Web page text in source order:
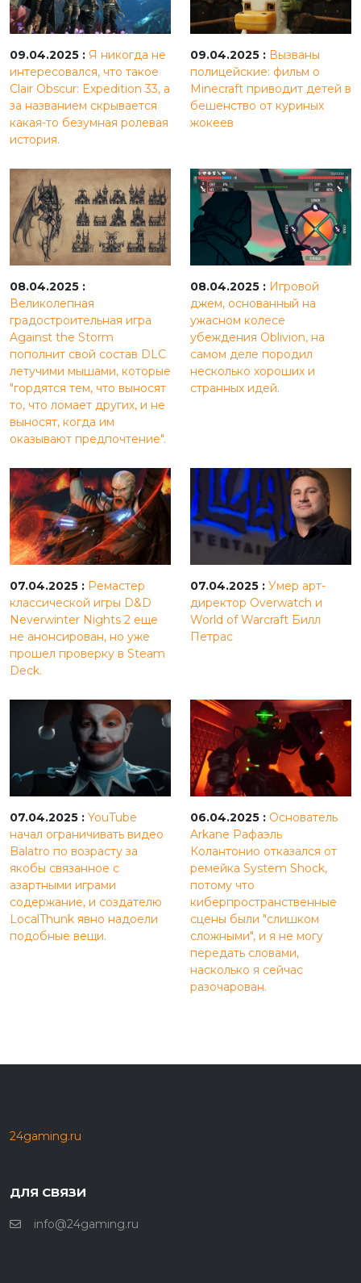
09.04.2025 : Я никогда не
интересовался, что такое
Clair Obscur: Expedition 33, а
за названием скрывается
какая-то безумная ролевая
история.
09.04.2025 : Вызваны
полицейские: фильм о
Minecraft приводит детей в
бешенство от куриных
жокеев
08.04.2025 :
Великолепная
градостроительная игра
Against the Storm
пополнит свой состав DLC
летучими мышами, которые
"гордятся тем, что выносят
то, что ломает других, и не
выносят, когда им
оказывают предпочтение".
08.04.2025 : Игровой
джем, основанный на
ужасном колесе
убеждения Oblivion, на
самом деле породил
несколько хороших и
странных идей.
07.04.2025 : Ремастер
классической игры D&D
Neverwinter Nights 2 еще
не анонсирован, но уже
прошел проверку в Steam
Deck.
07.04.2025 : Умер арт-
директор Overwatch и
World of Warcraft Билл
Петрас
07.04.2025 : YouTube
начал ограничивать видео
Balatro по возрасту за
якобы связанное с
азартными играми
содержание, и создателю
LocalThunk явно надоели
подобные вещи.
06.04.2025 : Основатель
Arkane Рафаэль
Колантонио отказался от
ремейка System Shock,
потому что
киберпространственные
сцены были "слишком
сложными", и я не могу
передать словами,
насколько я сейчас
разочарован.
24gaming.ru
ДЛЯ СВЯЗИ
info@24gaming.ru